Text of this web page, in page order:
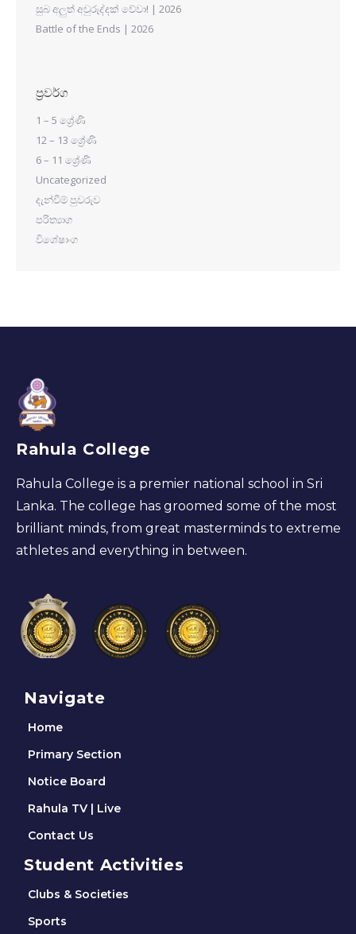
සුබ අලුත් අවුරුද්දක් වේවා! | 2026
Battle of the Ends | 2026
ප්‍රවර්ග
1 – 5 ශ්‍රේණි
12 – 13 ශ්‍රේණි
6 – 11 ශ්‍රේණි
Uncategorized
දැන්වීම් පුවරුව
පරිත්‍යාග
විශේෂාංග
Rahula College
Rahula College is a premier national school in Sri
Lanka. The college has groomed some of the most
brilliant minds, from great masterminds to extreme
athletes and everything in between.
Navigate
Home
Primary Section
Notice Board
Rahula TV | Live
Contact Us
Student Activities
Clubs & Societies
Sports